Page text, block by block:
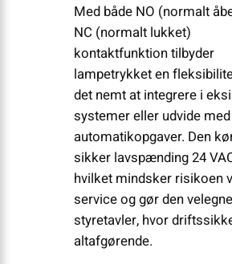
Med både NO (normalt
NC (normalt lukket)
kontaktfunktion tilbyder
lampetrykket en
det nemt at integrere i
systemer eller udvide
automatikopgaver. Den
sikker lavspænding 24
hvilket mindsker risikoen
service og gør den
styretavler, hvor
altafgørende.